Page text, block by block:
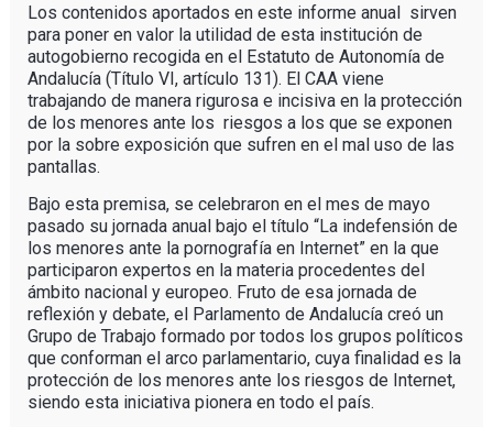
Los contenidos aportados en este informe anual sirven
para poner en valor la utilidad de esta institución de
autogobierno recogida en el Estatuto de Autonomía de
Andalucía (Título VI, artículo 131). El CAA viene
trabajando de manera rigurosa e incisiva en la protección
de los menores ante los riesgos a los que se exponen
por la sobre exposición que sufren en el mal uso de las
pantallas.
Bajo esta premisa, se celebraron en el mes de mayo
pasado su jornada anual bajo el título “La indefensión de
los menores ante la pornografía en Internet” en la que
participaron expertos en la materia procedentes del
ámbito nacional y europeo. Fruto de esa jornada de
reflexión y debate, el Parlamento de Andalucía creó un
Grupo de Trabajo formado por todos los grupos políticos
que conforman el arco parlamentario, cuya finalidad es la
protección de los menores ante los riesgos de Internet,
siendo esta iniciativa pionera en todo el país.